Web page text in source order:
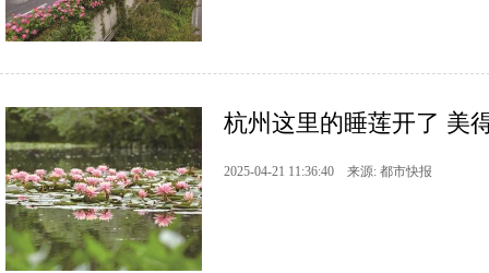
杭州这里的睡莲开了 美
2025-04-21 11:36:40 来源: 都市快报